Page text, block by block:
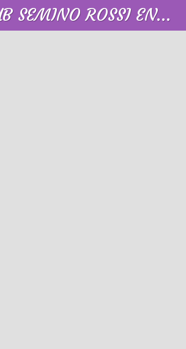
FANCLUB SEMINO ROSSI EN FRANCE